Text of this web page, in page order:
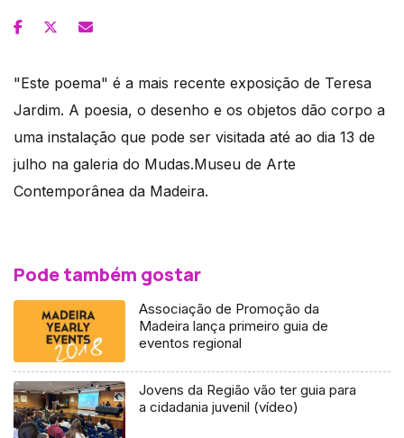
"Este poema" é a mais recente exposição de Teresa
Jardim. A poesia, o desenho e os objetos dão corpo a
uma instalação que pode ser visitada até ao dia 13 de
julho na galeria do Mudas.Museu de Arte
Contemporânea da Madeira.
Pode também gostar
Associação de Promoção da
Madeira lança primeiro guia de
eventos regional
Jovens da Região vão ter guia para
a cidadania juvenil (vídeo)